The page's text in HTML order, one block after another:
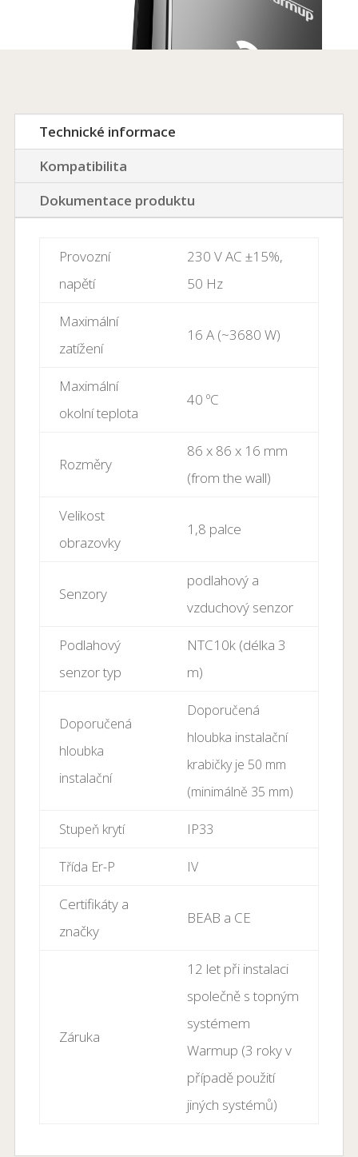
Technické informace
Kompatibilita
Dokumentace produktu
Provozní
napětí
230 V AC ±15%,
50 Hz
Maximální
zatížení
16 A (~3680 W)
Maximální
okolní teplota
40 ºC
Rozměry
86 x 86 x 16 mm
(from the wall)
Velikost
obrazovky
1,8 palce
Senzory
podlahový a
vzduchový senzor
Podlahový
senzor typ
NTC10k (délka 3
m)
Doporučená
hloubka
instalační
Doporučená
hloubka instalační
krabičky je 50 mm
(minimálně 35 mm)
Stupeň krytí IP33
Třída Er-P IV
Certifikáty a
značky
BEAB a CE
Záruka
12 let při instalaci
společně s topným
systémem
Warmup (3 roky v
případě použití
jiných systémů)